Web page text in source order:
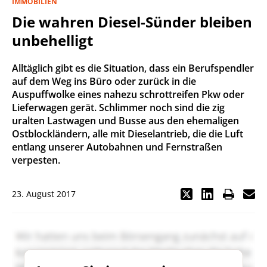
Die wahren Diesel-Sünder bleiben
unbehelligt
Alltäglich gibt es die Situation, dass ein Berufspendler
auf dem Weg ins Büro oder zurück in die
Auspuffwolke eines nahezu schrottreifen Pkw oder
Lieferwagen gerät. Schlimmer noch sind die zig
uralten Lastwagen und Busse aus den ehemaligen
Ostblockländern, alle mit Dieselantrieb, die die Luft
entlang unserer Autobahnen und Fernstraßen
verpesten.
23. August 2017